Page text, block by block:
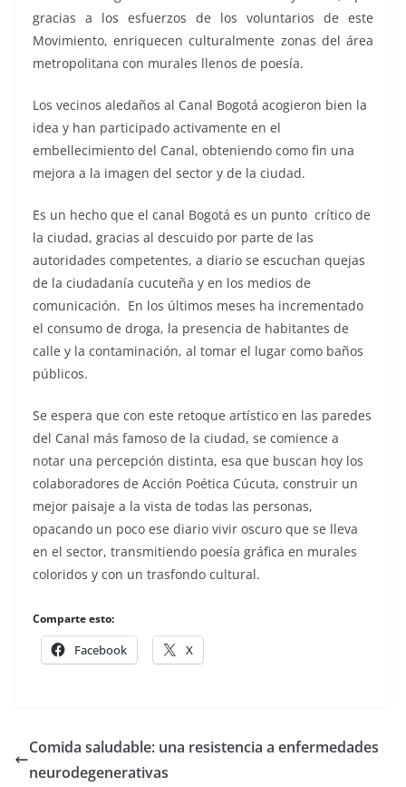
gracias a los esfuerzos de los voluntarios de este
Movimiento, enriquecen culturalmente zonas del área
metropolitana con murales llenos de poesía.
Los vecinos aledaños al Canal Bogotá acogieron bien la
idea y han participado activamente en el
embellecimiento del Canal, obteniendo como fin una
mejora a la imagen del sector y de la ciudad.
Es un hecho que el canal Bogotá es un punto crítico de
la ciudad, gracias al descuido por parte de las
autoridades competentes, a diario se escuchan quejas
de la ciudadanía cucuteña y en los medios de
comunicación. En los últimos meses ha incrementado
el consumo de droga, la presencia de habitantes de
calle y la contaminación, al tomar el lugar como baños
públicos.
Se espera que con este retoque artístico en las paredes
del Canal más famoso de la ciudad, se comience a
notar una percepción distinta, esa que buscan hoy los
colaboradores de Acción Poética Cúcuta, construir un
mejor paisaje a la vista de todas las personas,
opacando un poco ese diario vivir oscuro que se lleva
en el sector, transmitiendo poesía gráfica en murales
coloridos y con un trasfondo cultural.
Comparte esto:
Facebook X
Comida saludable: una resistencia a enfermedades
neurodegenerativas